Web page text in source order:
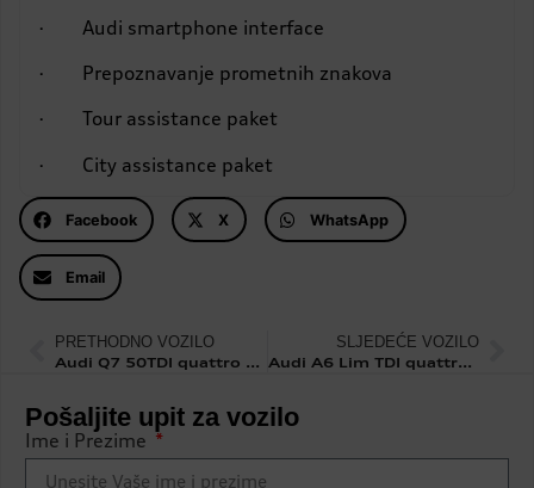
· Audi smartphone interface
· Prepoznavanje prometnih znakova
· Tour assistance paket
· City assistance paket
Facebook X WhatsApp
Email
PRETHODNO VOZILO
Audi Q7 50TDI quattro Tiptronic Sline
SLJEDEĆE VOZILO
Audi A6 Lim TDI quattro S tronic S line
Pošaljite upit za vozilo
Ime i Prezime